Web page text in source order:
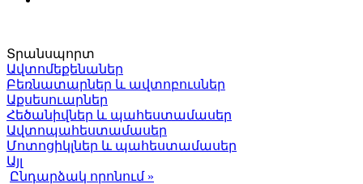
Տրանսպորտ
Ավտոմեքենաներ
Բեռնատարներ և ավտոբուսներ
Աքսեսուարներ
Հեծանիվներ և պահեստամասեր
Ավտոպահեստամասեր
Մոտոցիկլներ և պահեստամասեր
Այլ
Ընդարձակ որոնում »